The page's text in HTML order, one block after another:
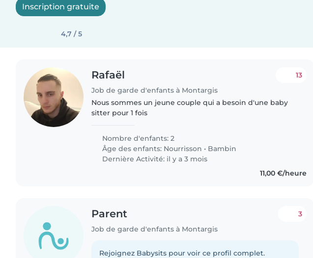
Inscription gratuite
4,7 / 5
Rafaël
Job de garde d'enfants à Montargis
13
Nous sommes un jeune couple qui a besoin d'une baby
sitter pour 1 fois
Nombre d'enfants: 2
Âge des enfants: Nourrisson • Bambin
Dernière Activité: il y a 3 mois
11,00 €/heure
Parent
Job de garde d'enfants à Montargis
3
Rejoignez Babysits pour voir ce profil complet.